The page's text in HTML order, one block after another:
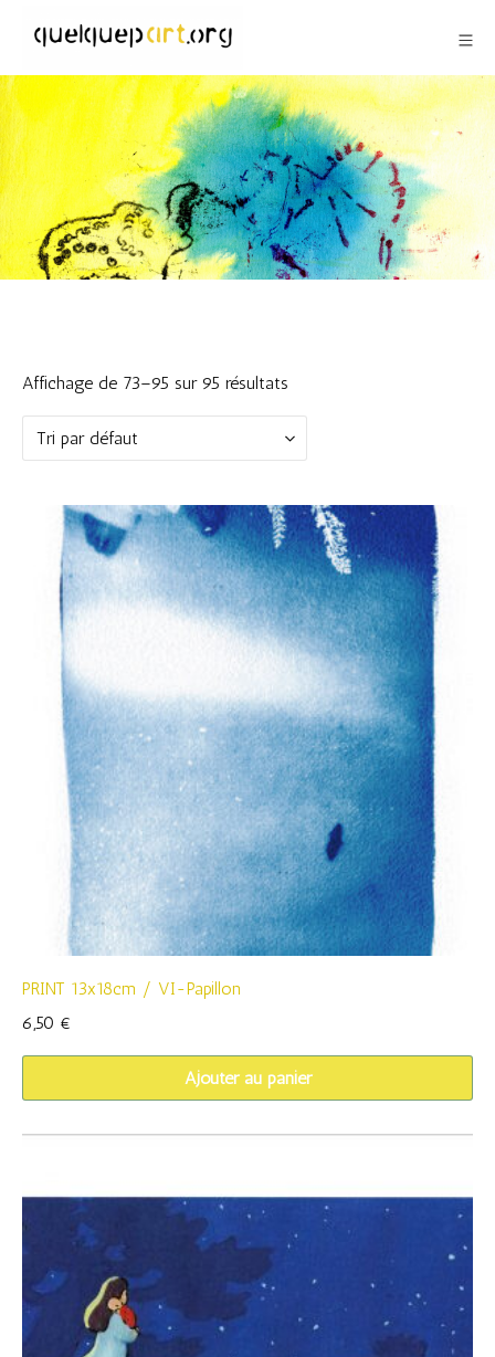
contenu
Quelquepart
Affichage de 73–95 sur 95 résultats
PRINT 13x18cm / VI-Papillon
6,50 €
Ajouter au panier